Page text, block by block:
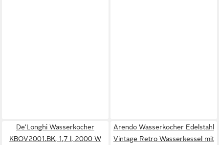
De'Longhi Wasserkocher
KBOV2001.BK, 1,7 l, 2000 W
Arendo Wasserkocher Edelstahl
Vintage Retro Wasserkessel mit